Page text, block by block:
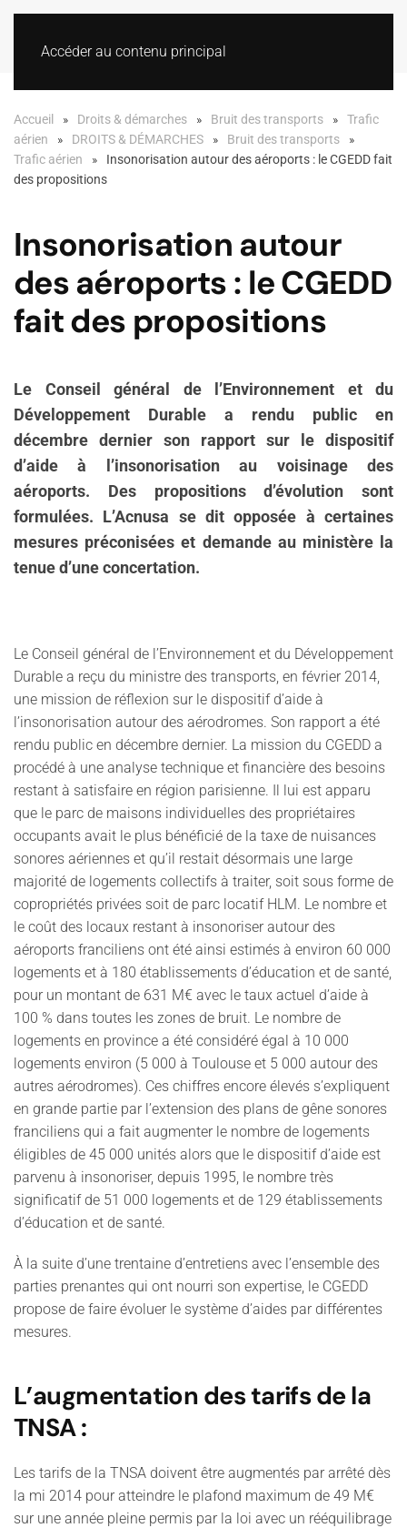
Accéder au contenu principal
Accueil Droits & démarches Bruit des transports
Trafic
aérien
DROITS & DÉMARCHES
Bruit des transports
Trafic aérien
Insonorisation autour des aéroports : le CGEDD fait
des propositions
Insonorisation autour
des aéroports : le CGEDD
fait des propositions
Le Conseil général de l’Environnement et du
Développement Durable a rendu public en
décembre dernier son rapport sur le dispositif
d’aide à l’insonorisation au voisinage des
aéroports. Des propositions d’évolution sont
formulées. L’Acnusa se dit opposée à certaines
mesures préconisées et demande au ministère la
tenue d’une concertation.
Le Conseil général de l’Environnement et du Développement
Durable a reçu du ministre des transports, en février 2014,
une mission de réflexion sur le dispositif d’aide à
l’insonorisation autour des aérodromes. Son rapport a été
rendu public en décembre dernier. La mission du CGEDD a
procédé à une analyse technique et financière des besoins
restant à satisfaire en région parisienne. Il lui est apparu
que le parc de maisons individuelles des propriétaires
occupants avait le plus bénéficié de la taxe de nuisances
sonores aériennes et qu’il restait désormais une large
majorité de logements collectifs à traiter, soit sous forme de
copropriétés privées soit de parc locatif HLM. Le nombre et
le coût des locaux restant à insonoriser autour des
aéroports franciliens ont été ainsi estimés à environ 60 000
logements et à 180 établissements d’éducation et de santé,
pour un montant de 631 M€ avec le taux actuel d’aide à
100 % dans toutes les zones de bruit. Le nombre de
logements en province a été considéré égal à 10 000
logements environ (5 000 à Toulouse et 5 000 autour des
autres aérodromes). Ces chiffres encore élevés s’expliquent
en grande partie par l’extension des plans de gêne sonores
franciliens qui a fait augmenter le nombre de logements
éligibles de 45 000 unités alors que le dispositif d’aide est
parvenu à insonoriser, depuis 1995, le nombre très
significatif de 51 000 logements et de 129 établissements
d’éducation et de santé.
À la suite d’une trentaine d’entretiens avec l’ensemble des
parties prenantes qui ont nourri son expertise, le CGEDD
propose de faire évoluer le système d’aides par différentes
mesures.
L’augmentation des tarifs de la
TNSA :
Les tarifs de la TNSA doivent être augmentés par arrêté dès
la mi 2014 pour atteindre le plafond maximum de 49 M€
sur une année pleine permis par la loi avec un rééquilibrage